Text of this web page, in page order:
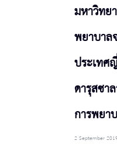
มหาวิท
พยาบาล
ประเทศ
ดารุสซา
การพยา
2 September 2019